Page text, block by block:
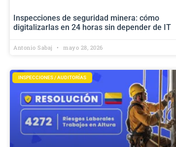
Inspecciones de seguridad minera: cómo
digitalizarlas en 24 horas sin depender de IT
Antonio Sabaj mayo 28, 2026
INSPECCIONES / AUDITORÍAS